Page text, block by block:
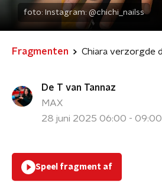
foto: Instagram: @chichi_nailss
Fragmenten
De T van Tannaz
MAX
28 juni 2025 06:00 - 09:00
Speel fragment af